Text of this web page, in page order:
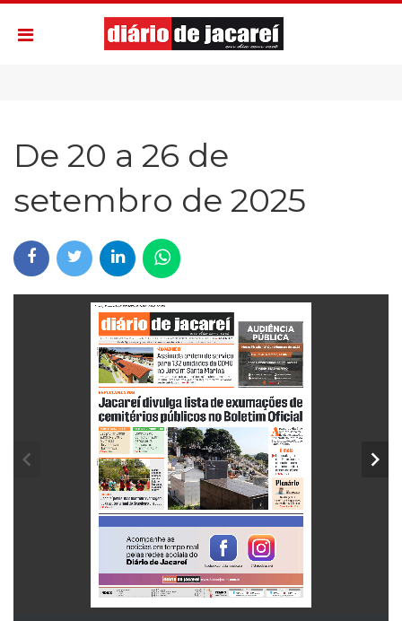
De 20 a 26 de
setembro de 2025